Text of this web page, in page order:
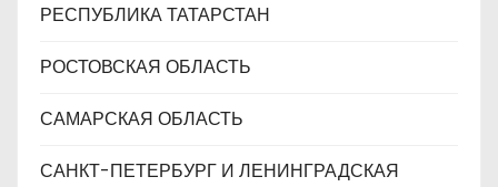
РЕСПУБЛИКА ТАТАРСТАН
РОСТОВСКАЯ ОБЛАСТЬ
САМАРСКАЯ ОБЛАСТЬ
САНКТ-ПЕТЕРБУРГ И ЛЕНИНГРАДСКАЯ